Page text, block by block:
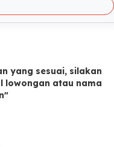
yang sesuai, silakan
lowongan atau nama